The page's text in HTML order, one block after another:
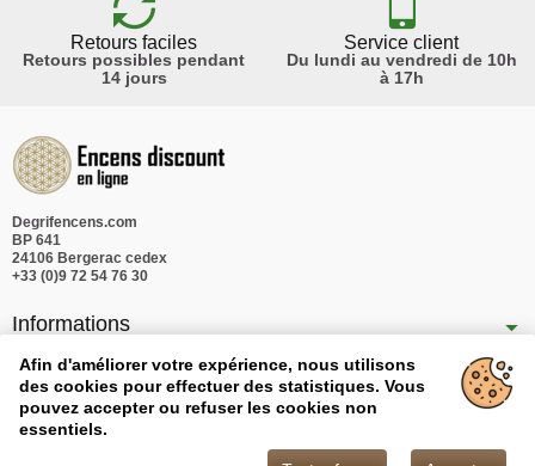
Retours faciles
Retours possibles pendant
14 jours
Service client
Du lundi au vendredi de 10h
à 17h
Degrifencens.com
BP 641
24106 Bergerac cedex
+33 (0)9 72 54 76 30
Informations
Nos produits
Notre société
Afin d'améliorer votre expérience, nous utilisons
des cookies pour effectuer des statistiques. Vous
pouvez accepter ou refuser les cookies non
essentiels.